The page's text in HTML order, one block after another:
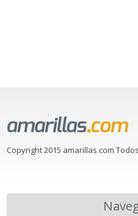
Copyright 2015 amarillas.com